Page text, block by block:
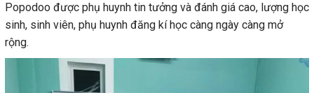
Popodoo được phụ huynh tin tưởng và đánh giá cao, lượng học
sinh, sinh viên, phụ huynh đăng kí học càng ngày càng mở
rộng.